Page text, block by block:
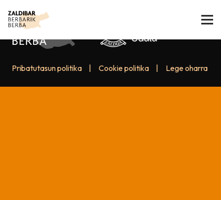
Pribatutasun politika Cookie politika Lege oharra